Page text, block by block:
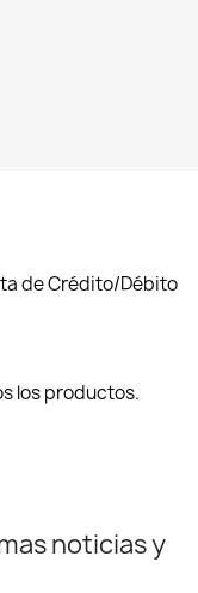
de Crédito/Débito
los productos.
noticias y